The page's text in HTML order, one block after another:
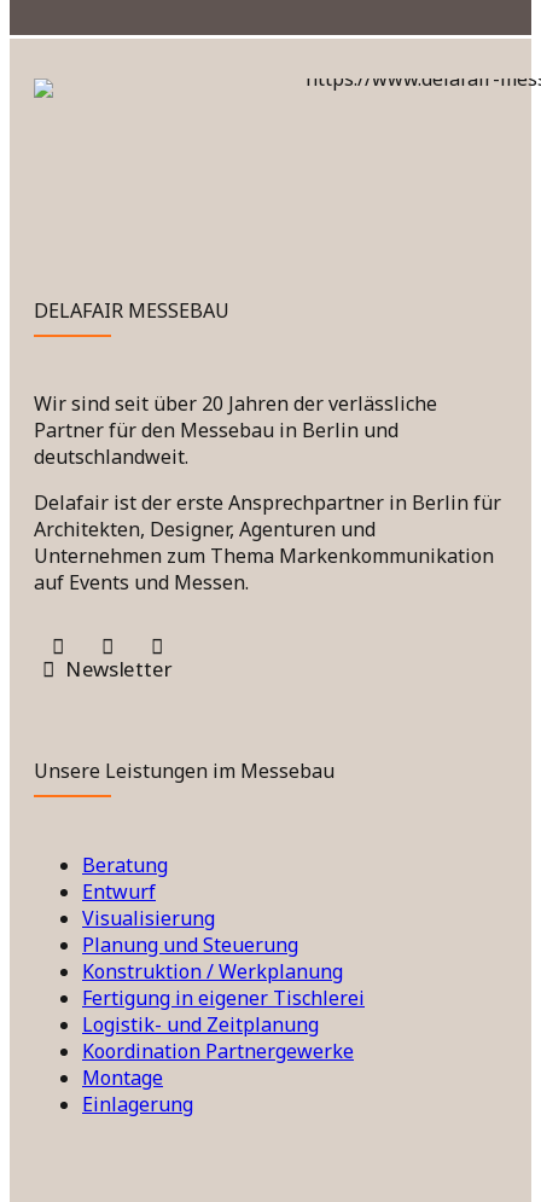
DELAFAIR MESSEBAU
Wir sind seit über 20 Jahren der verlässliche
Partner für den Messebau in Berlin und
deutschlandweit.
Delafair ist der erste Ansprechpartner in Berlin für
Architekten, Designer, Agenturen und
Unternehmen zum Thema Markenkommunikation
auf Events und Messen.
Newsletter
Unsere Leistungen im Messebau
Beratung
Entwurf
Visualisierung
Planung und Steuerung
Konstruktion / Werkplanung
Fertigung in eigener Tischlerei
Logistik- und Zeitplanung
Koordination Partnergewerke
Montage
Einlagerung